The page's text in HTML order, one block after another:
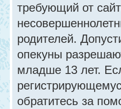
требующий от
родителей.
опекуны
младше 13 лет.
обратитесь за